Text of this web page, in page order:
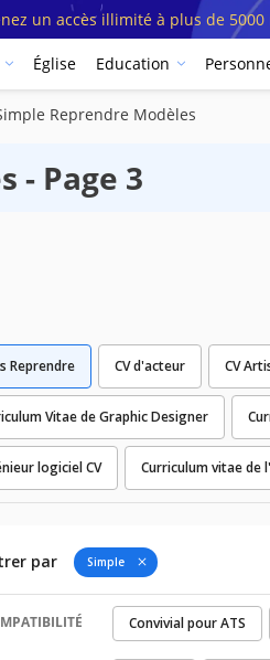
un accès illimité à plus de 5000
Église Education
Reprendre Modèles
- Page 3
Reprendre CV d'acteur CV
Vitae de Graphic Designer
logiciel CV Curriculum vitae de
par Simple
Convivial pour ATS